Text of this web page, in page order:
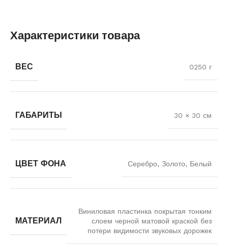
Характеристики товара
ВЕС 0250 г
ГАБАРИТЫ 30 × 30 см
ЦВЕТ ФОНА Серебро, Золото, Белый
МАТЕРИАЛ
Виниловая пластинка покрытая тонким
слоем черной матовой краской без
потери видимости звуковых дорожек